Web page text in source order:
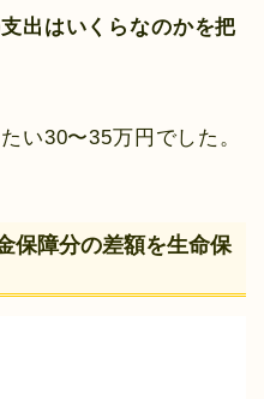
出はいくらなのかを把
い30〜35万円でした。
保障分の差額を生命保